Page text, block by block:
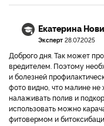
Екатерина
Эксперт 28.07.2025
Доброго дня. Так может
вредителем. Поэтому
и болезней
фото видно, что малине не
налаживать полив и
использовать можно
фитовермом и